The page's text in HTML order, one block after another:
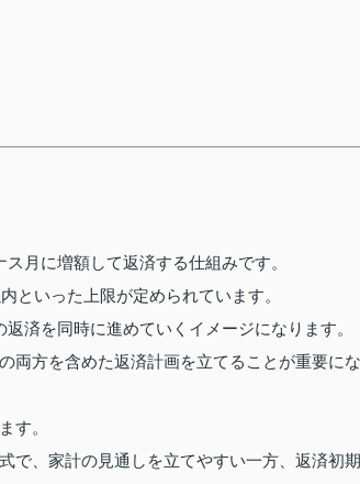
月に増額して返済する仕組みです。
といった上限が定められています。
済を同時に進めていくイメージになります。
両方を含めた返済計画を立てることが重要にな
す。
で、家計の見通しを立てやすい一方、返済初期